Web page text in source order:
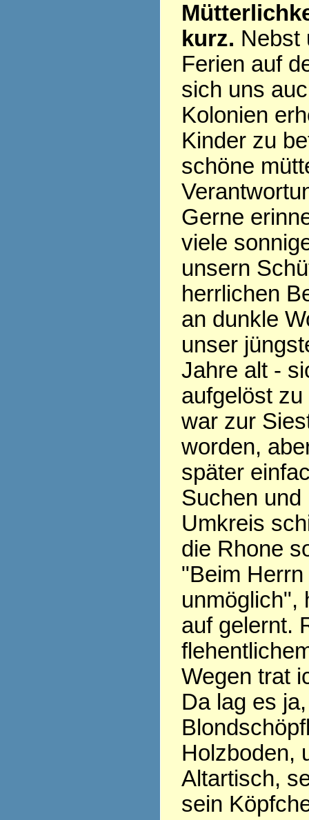
kurz. Nebst
Ferien auf
sich uns
Kolonien
Kinder zu
schöne
Gerne
viele
unsern
herrlichen
an dunkle
unser
Jahre alt -
aufgelöst
war zur
worden,
später
Suchen
Umkreis
die Rhone
"Beim
unmöglich",
auf gelernt.
Wegen trat
Da lag es
Holzboden,
Altartisch,
sein